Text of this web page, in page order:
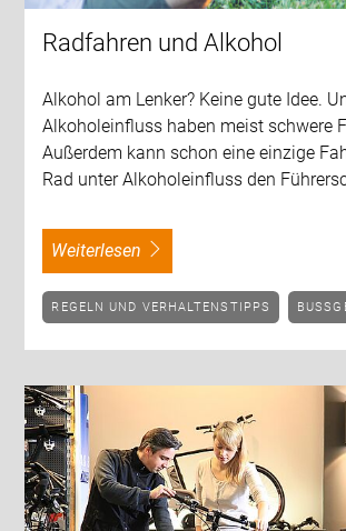
Radfahren und Alkohol
Alkohol am Lenker? Keine gute Idee.
Alkoholeinfluss haben meist schwere
Außerdem kann schon eine einzige
Rad unter Alkoholeinfluss den
weiterlesen
REGELN UND VERHALTENSTIPPS